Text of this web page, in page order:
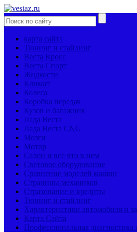
карта сайта
Тюнинг и стайлинг
Веста Кросс
Веста Спорт
Жидкости
Климат
Колеса
Коробка передач
Кузов и багажник
Лада Веста
Лада Веста CNG
Мозги
Мотор
Салон и все что в нем
Световое оборудование
Сравнение моделей машин
Страницы механиков
Страхование и кредиты
Тюнинг и стайлинг
Характеристики автомобиля и
Карта Сайта
Профессиональная